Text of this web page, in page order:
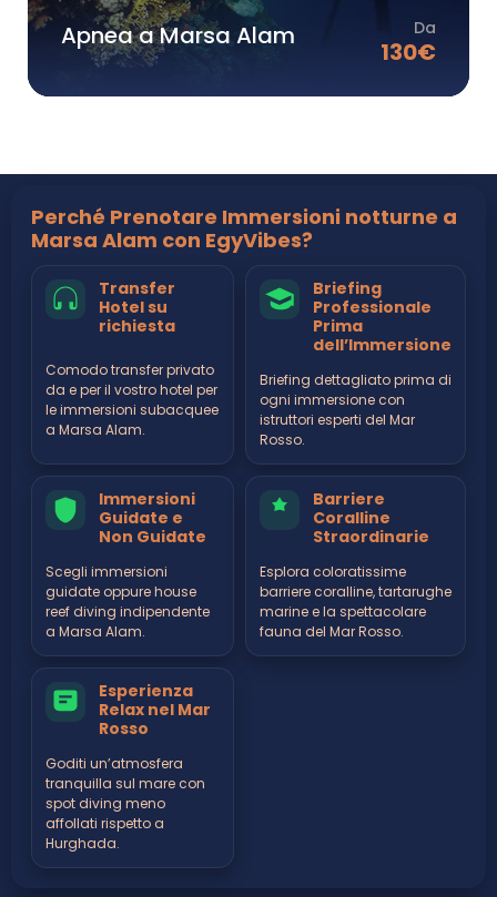
Apnea a Marsa Alam Da
130€
Perché Prenotare Immersioni notturne a
Marsa Alam con EgyVibes?
Transfer
Hotel su
richiesta
Comodo transfer privato
da e per il vostro hotel per
le immersioni subacquee
a Marsa Alam.
Briefing
Professionale
Prima
dell’Immersione
Briefing dettagliato prima di
ogni immersione con
istruttori esperti del Mar
Rosso.
Immersioni
Guidate e
Non Guidate
Scegli immersioni
guidate oppure house
reef diving indipendente
a Marsa Alam.
Barriere
Coralline
Straordinarie
Esplora coloratissime
barriere coralline, tartarughe
marine e la spettacolare
fauna del Mar Rosso.
Esperienza
Relax nel Mar
Rosso
Goditi un’atmosfera
tranquilla sul mare con
spot diving meno
affollati rispetto a
Hurghada.